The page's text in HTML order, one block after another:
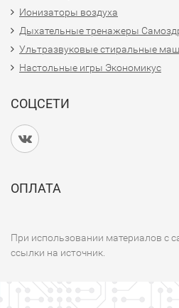
Ионизаторы воздуха
Дыхательные тренажеры
Ультразвуковые стиральные
Настольные игры Экономикус
СОЦСЕТИ
ОПЛАТА
При использовании материалов с
ссылки на источник.